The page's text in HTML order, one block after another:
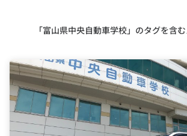
「富山県中央自動車学校」のタグを含